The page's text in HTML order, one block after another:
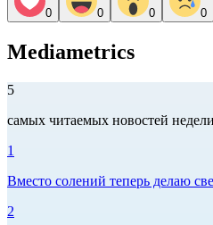
0 0 0 0
Mediametrics
5
самых читаемых новостей недели
1
Вместо солений теперь делаю
2